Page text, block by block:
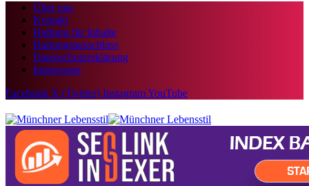
Über uns
Kontakt
Haftung für Inhalte
Haftungsausschluss
Datenschutzerklärung
Impressum
Facebook X (Twitter) InstagramYouTube